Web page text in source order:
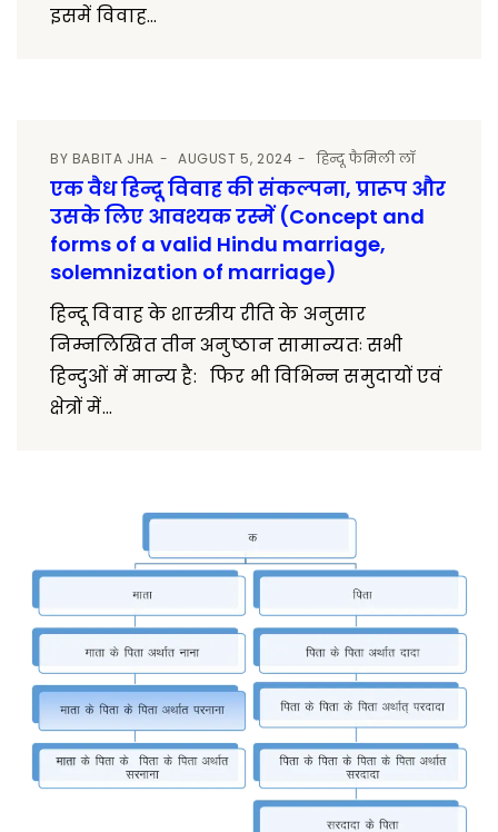
इसमें विवाह...
BY BABITA JHA AUGUST 5, 2024 हिन्दू फैमिली लॉ
एक वैध हिन्दू विवाह की संकल्पना, प्रारूप और
उसके लिए आवश्यक रस्में (Concept and
forms of a valid Hindu marriage,
solemnization of marriage)
हिन्दू विवाह के शास्त्रीय रीति के अनुसार
निम्नलिखित तीन अनुष्ठान सामान्यतः सभी
हिन्दुओं में मान्य है: फिर भी विभिन्न समुदायों एवं
क्षेत्रों में...